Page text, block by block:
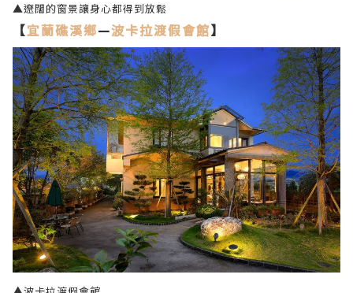
▲遼闊的窗景讓身心都得到放鬆
【宜蘭礁溪鄉—波卡拉渡假會館】